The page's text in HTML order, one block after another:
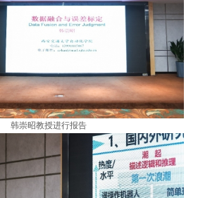
韩崇昭教授进行报告